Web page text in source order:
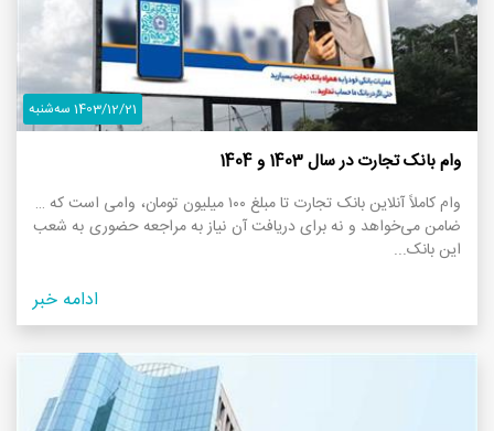
1403/12/21 سه‌شنبه
وام بانک تجارت در سال 1403 و 1404
وام کاملاً آنلاین بانک تجارت تا مبلغ ۱۰۰ میلیون تومان، وامی است که نه
ضامن می‌خواهد و نه برای دریافت آن نیاز به مراجعه حضوری به شعب
این بانک...
ادامه خبر